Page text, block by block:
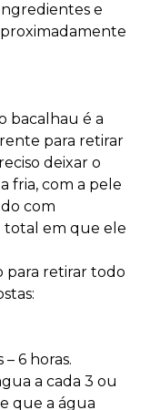
e
bacalhau é a
para retirar
deixar o
fria, com a pele
com
total em que ele
para retirar todo
6 horas.
a cada 3 ou
que a água